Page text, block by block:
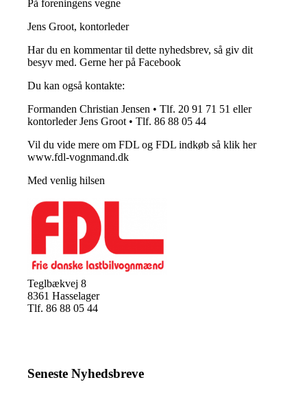
På foreningens vegne
Jens Groot, kontorleder
Har du en kommentar til dette nyhedsbrev, så giv dit
besyv med. Gerne her på Facebook
Du kan også kontakte:
Formanden Christian Jensen • Tlf. 20 91 71 51 eller
kontorleder Jens Groot • Tlf. 86 88 05 44
Vil du vide mere om FDL og FDL indkøb så klik her
www.fdl-vognmand.dk
Med venlig hilsen
Teglbækvej 8
8361 Hasselager
Tlf. 86 88 05 44
Seneste Nyhedsbreve